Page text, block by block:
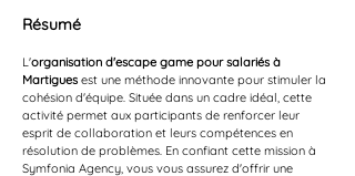
Résumé
L'organisation d'escape game pour salariés à
Martigues est une méthode innovante pour stimuler la
cohésion d'équipe. Située dans un cadre idéal, cette
activité permet aux participants de renforcer leur
esprit de collaboration et leurs compétences en
résolution de problèmes. En confiant cette mission à
Symfonia Agency, vous vous assurez d'offrir une